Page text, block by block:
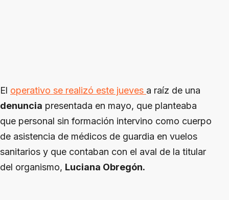
El operativo se realizó este jueves a raíz de una
denuncia presentada en mayo, que planteaba
que personal sin formación intervino como cuerpo
de asistencia de médicos de guardia en vuelos
sanitarios y que contaban con el aval de la titular
del organismo, Luciana Obregón.